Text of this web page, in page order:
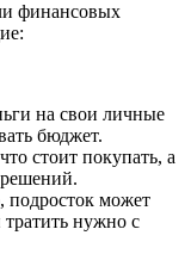
финансовых
на свои личные
бюджет.
стоит покупать, а
подросток может
тратить нужно с